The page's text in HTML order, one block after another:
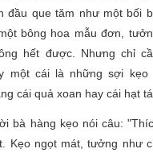
đầu que tăm như một bối
bông hoa mẫu đơn,
hết được. Nhưng chỉ
một cái là những sợi
cái quả xoan hay cái hạt
bà hàng kẹo nói câu:
Kẹo ngọt mát, tưởng như